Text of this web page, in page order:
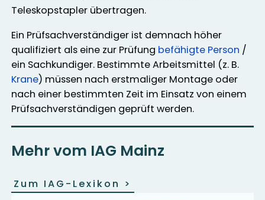
Teleskopstapler übertragen.
Ein Prüfsachverständiger ist demnach höher
qualifiziert als eine zur Prüfung befähigte Person /
ein Sachkundiger. Bestimmte Arbeitsmittel (z. B.
Krane) müssen nach erstmaliger Montage oder
nach einer bestimmten Zeit im Einsatz von einem
Prüfsachverständigen geprüft werden.
Mehr vom IAG Mainz
Zum IAG-Lexikon >